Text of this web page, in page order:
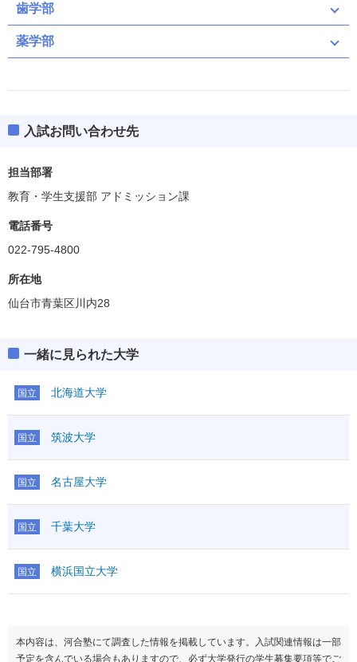
歯学部
薬学部
入試お問い合わせ先
担当部署
教育・学生支援部 アドミッション課
電話番号
022-795-4800
所在地
仙台市青葉区川内28
一緒に見られた大学
国立 北海道大学
国立 筑波大学
国立 名古屋大学
国立 千葉大学
国立 横浜国立大学
本内容は、河合塾にて調査した情報を掲載しています。入試関連情報は一部
予定を含んでいる場合もありますので、必ず大学発行の学生募集要項等でご